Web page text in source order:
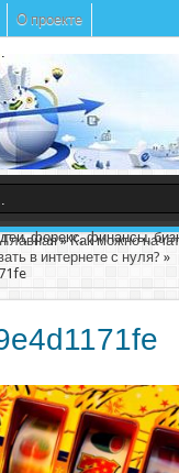
О проекте
форекс, финансы,
Главная»Как можно
в интернете с нуля? »